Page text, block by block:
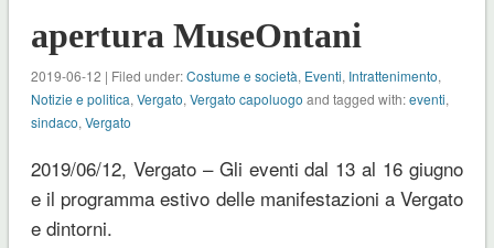
apertura MuseOntani
2019-06-12 | Filed under:Costume e società, Eventi, Intrattenimento,
Notizie e politica, Vergato, Vergato capoluogo and tagged with:eventi,
sindaco, Vergato
2019/06/12, Vergato – Gli eventi dal 13 al 16 giugno
e il programma estivo delle manifestazioni a Vergato
e dintorni.